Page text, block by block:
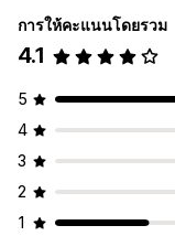
การให้คะแนนโดยรวม
4.1
5
4
3
2
1